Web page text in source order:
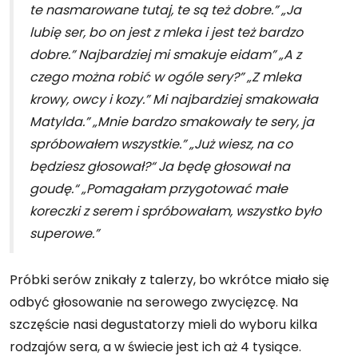
te nasmarowane tutaj, te są też dobre.” „Ja
lubię ser, bo on jest z mleka i jest też bardzo
dobre.” Najbardziej mi smakuje eidam” „A z
czego można robić w ogóle sery?” „Z mleka
krowy, owcy i kozy.” Mi najbardziej smakowała
Matylda.” „Mnie bardzo smakowały te sery, ja
spróbowałem wszystkie.” „Już wiesz, na co
będziesz głosował?“ Ja będę głosował na
goudę.“ „Pomagałam przygotować małe
koreczki z serem i spróbowałam, wszystko było
superowe.”
Próbki serów znikały z talerzy, bo wkrótce miało się
odbyć głosowanie na serowego zwycięzcę. Na
szczęście nasi degustatorzy mieli do wyboru kilka
rodzajów sera, a w świecie jest ich aż 4 tysiące.